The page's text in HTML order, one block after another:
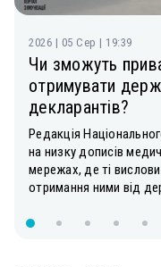
2026 | 05 Сер | 19:39
Чи зможуть
отримувати
декларантів?
Редакція
на низку дописів
мережах, де ті
отримання ними від